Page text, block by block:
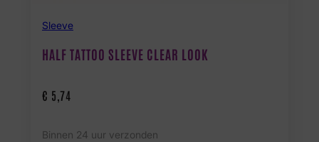
Sleeve
HALF TATTOO SLEEVE CLEAR LOOK
€ 5,74
Binnen 24 uur verzonden